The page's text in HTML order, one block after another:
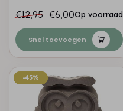
€12,95 €6,00Op voorraad
Snel toevoegen
-45%
-45%